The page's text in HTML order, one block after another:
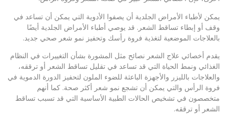
يمكن لأطباء الأمراض الجلدية أن يصفوا الأدوية التي يمكن أن تساعد في
وقف أو إبطاء تساقط الشعر. قد يوصي أطباء الأمراض الجلدية أيضًا
بالعلاجات الموضعية لتغذية فروة رأسك وتحفيز نمو شعر صحي جديد.
يقدم أخصائي علاج الشعر نصائح مثل المشورة بشأن التغييرات في النظام
الغذائي ونمط الحياة التي قد تساعد في تقليل تساقط الشعر أو ترققه،
والعلاجات بالليزر والأجهزة الباعثة للضوء الملون لتحفيز الدورة الدموية في
فروة الرأس والتي يمكن أن تشجع نمو شعر أكثر صحة. كما أنهم
متخصصون في تشخيص الحالات الطبية الأساسية التي قد تسبب تساقط
الشعر أو ترققه.